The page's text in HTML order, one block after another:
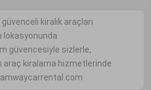
kiralık araçları
lokasyonunda
güvencesiyle sizlerle,
araç kiralama hizmetlerinde